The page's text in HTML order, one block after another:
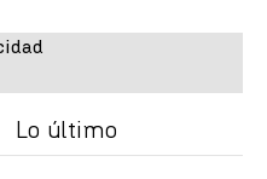
Lo último